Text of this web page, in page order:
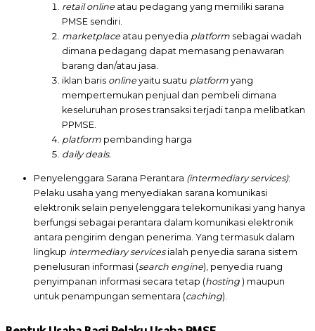
retail online atau pedagang yang memiliki sarana
PMSE sendiri.
marketplace atau penyedia platform sebagai wadah
dimana pedagang dapat memasang penawaran
barang dan/atau jasa.
iklan baris online yaitu suatu platform yang
mempertemukan penjual dan pembeli dimana
keseluruhan proses transaksi terjadi tanpa melibatkan
PPMSE.
platform pembanding harga
daily deals.
Penyelenggara Sarana Perantara (intermediary services):
Pelaku usaha yang menyediakan sarana komunikasi
elektronik selain penyelenggara telekomunikasi yang hanya
berfungsi sebagai perantara dalam komunikasi elektronik
antara pengirim dengan penerima. Yang termasuk dalam
lingkup intermediary servicesialah penyedia sarana sistem
penelusuran informasi (search engine), penyedia ruang
penyimpanan informasi secara tetap (hosting ) maupun
untuk penampungan sementara (caching).